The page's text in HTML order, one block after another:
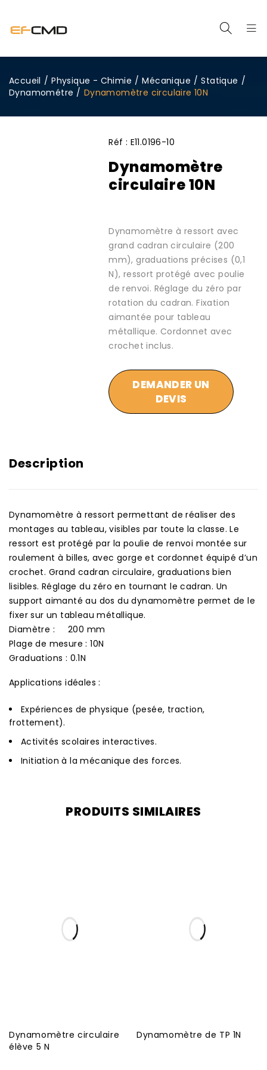
Accueil / Physique - Chimie / Mécanique / Statique /
Dynamométre / Dynamomètre circulaire 10N
Réf : E11.0196-10
Dynamomètre
circulaire 10N
Dynamomètre à ressort avec
grand cadran circulaire (200
mm), graduations précises (0,1
N), ressort protégé avec poulie
de renvoi. Réglage du zéro par
rotation du cadran. Fixation
aimantée pour tableau
métallique. Cordonnet avec
crochet inclus.
DEMANDER UN
DEVIS
Description
Dynamomètre à ressort permettant de réaliser des
montages au tableau, visibles par toute la classe. Le
ressort est protégé par la poulie de renvoi montée sur
roulement à billes, avec gorge et cordonnet équipé d’un
crochet. Grand cadran circulaire, graduations bien
lisibles. Réglage du zéro en tournant le cadran. Un
support aimanté au dos du dynamomètre permet de le
fixer sur un tableau métallique.
Diamètre : 200 mm
Plage de mesure : 10N
Graduations : 0.1N
Applications idéales :
Expériences de physique (pesée, traction,
frottement).
Activités scolaires interactives.
Initiation à la mécanique des forces.
PRODUITS SIMILAIRES
Dynamomètre circulaire
élève 5 N
Dynamomètre de TP 1N